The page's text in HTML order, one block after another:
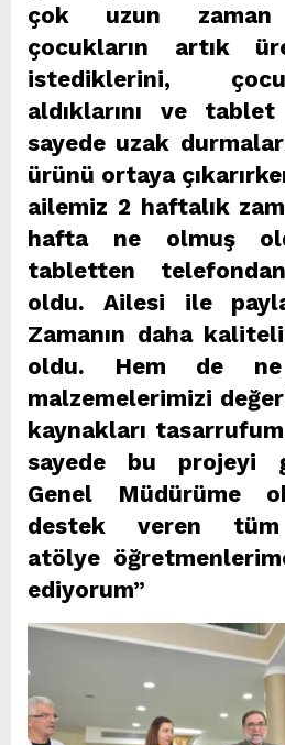
çok uzun zaman
çocukların artık
istediklerini,
aldıklarını ve
sayede uzak
ürünü ortaya
ailemiz 2 haftalık
hafta ne olmuş
tabletten
oldu. Ailesi ile
Zamanın daha
oldu. Hem de ne
malzemelerimizi
kaynakları
sayede bu projeyi
Genel Müdürüme
destek veren tüm
atölye
ediyorum”